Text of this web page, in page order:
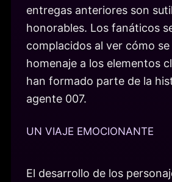
entregas anteriores son
honorables. Los fanáticos
complacidos al ver cómo
homenaje a los elementos
han formado parte de la
agente 007.
UN VIAJE EMOCIONANTE
El desarrollo de los